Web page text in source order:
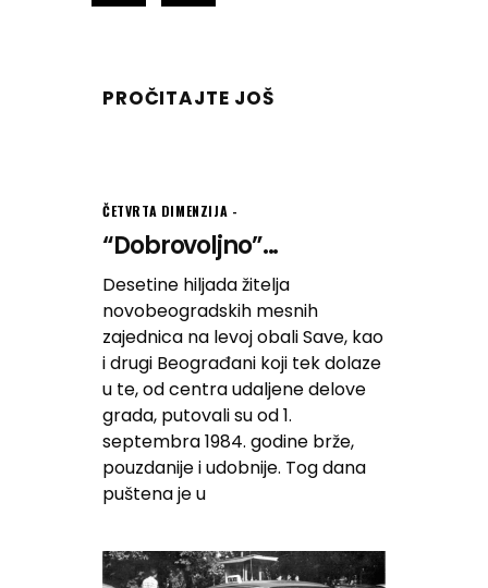
PROČITAJTE JOŠ
ČETVRTA DIMENZIJA
“Dobrovoljno”...
Desetine hiljada žitelja
novobeogradskih mesnih
zajednica na levoj obali Save, kao
i drugi Beograđani koji tek dolaze
u te, od centra udaljene delove
grada, putovali su od 1.
septembra 1984. godine brže,
pouzdanije i udobnije. Tog dana
puštena je u